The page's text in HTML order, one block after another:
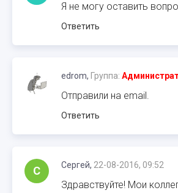
Я не могу оставить
Ответить
edrom, Группа:
Отправили на email.
Ответить
С Сергей, 22-08-2016, 09:52
Здравствуйте! Мои